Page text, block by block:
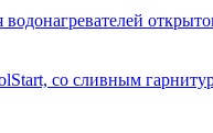
со сливным